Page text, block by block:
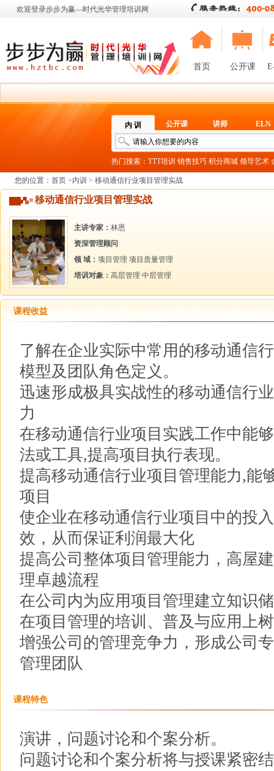
欢迎登录步步为赢—时代光华管理培训网
首页 公开课
内 训 公开课 讲师 ELN
热门搜索： TTT培训 销售技巧 积分商城 领导艺术
您的位置： 首页 >内训 > 移动通信行业项目管理实战
移动通信行业项目管理实战
主讲专家： 林恩
资深管理顾问
领 域： 项目管理 项目质量管理
培训对象： 高层管理 中层管理
课程收益
了解在企业实际中常用的移动通信
模型及团队角色定义。
迅速形成极具实战性的移动通信行
力
在移动通信行业项目实践工作中能
法或工具,提高项目执行表现。
提高移动通信行业项目管理能力,能
项目
使企业在移动通信行业项目中的投
效，从而保证利润最大化
提高公司整体项目管理能力，高屋
理卓越流程
在公司内为应用项目管理建立知识
在项目管理的培训、普及与应用上
增强公司的管理竞争力，形成公司
管理团队
课程特色
演讲，问题讨论和个案分析。
问题讨论和个案分析将与授课紧密